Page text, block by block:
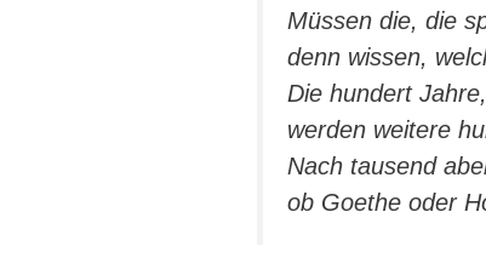
Müssen die, die
denn wissen,
Die hundert
werden weitere
Nach tausend
ob Goethe oder